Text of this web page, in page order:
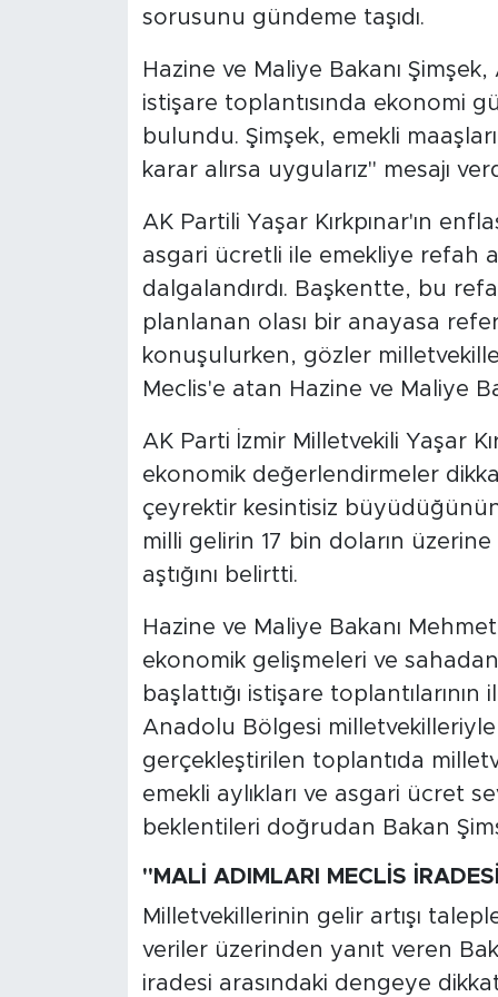
sorusunu gündeme taşıdı.
Hazine ve Maliye Bakanı
istişare toplantısında ekonomi
bulundu. Şimşek, emekli
karar alırsa uygularız" mesajı
AK Partili Yaşar Kırkpınar'ın
asgari ücretli ile emekliye refah
dalgalandırdı. Başkentte, bu
planlanan olası bir anayasa
konuşulurken, gözler
Meclis'e atan Hazine ve Maliye
AK Parti İzmir Milletvekili Yaşar
ekonomik değerlendirmeler
çeyrektir kesintisiz büyüdüğünün
milli gelirin 17 bin doların üzerine
aştığını belirtti.
Hazine ve Maliye Bakanı
ekonomik gelişmeleri ve
başlattığı istişare
Anadolu Bölgesi milletvekilleriyle
gerçekleştirilen toplantıda
emekli aylıkları ve asgari ücret
beklentileri doğrudan Bakan
"MALİ ADIMLARI MECLİS
Milletvekillerinin gelir artışı
veriler üzerinden yanıt veren
iradesi arasındaki dengeye
FOTO GALERİ
ALINTI YAZARLAR
SOSYAL MEDYA